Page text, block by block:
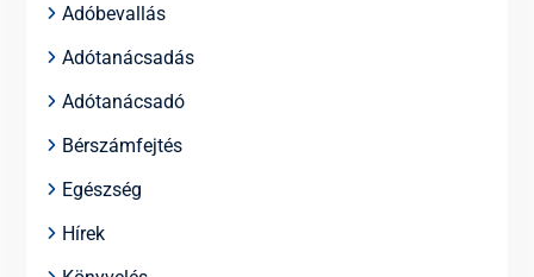
Adóbevallás
Adótanácsadás
Adótanácsadó
Bérszámfejtés
Egészség
Hírek